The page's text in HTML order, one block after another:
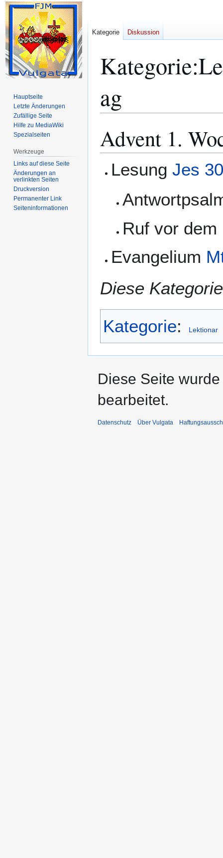
Kategorie:
ag
Navigation
Suche
Advent 1.
LesungJes
Ruf vor
Evangelium
Diese
Kategorie: Lektionar
Kategorie Diskussion
Hauptseite
Letzte Änderungen
Zufällige Seite
Hilfe zu MediaWiki
Spezialseiten
Werkzeuge
Links auf diese Seite
Änderungen an
verlinkten Seiten
Druckversion
Permanenter Link
Seiten­­informationen
Diese Seite
bearbeitet.
Datenschutz Über Vulgata